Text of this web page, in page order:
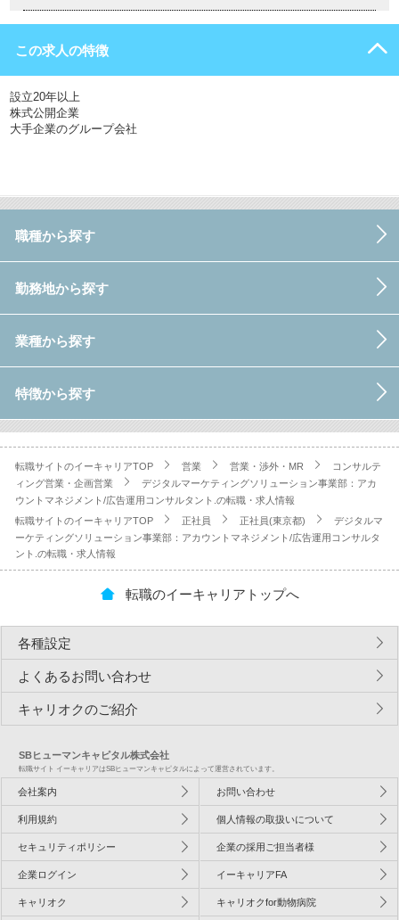
この求人の特徴
設立20年以上
株式公開企業
大手企業のグループ会社
職種から探す
勤務地から探す
業種から探す
特徴から探す
転職サイトのイーキャリアTOP 営業 営業・渉外・MR
コンサルテ
ィング営業・企画営業
デジタルマーケティングソリューション事業部：アカ
ウントマネジメント/広告運用コンサルタント.の転職・求人情報
転職サイトのイーキャリアTOP
正社員 正社員(東京都)
デジタルマ
ーケティングソリューション事業部：アカウントマネジメント/広告運用コンサルタ
ント.の転職・求人情報
転職のイーキャリアトップへ
各種設定
よくあるお問い合わせ
キャリオクのご紹介
SBヒューマンキャピタル株式会社
転職サイト イーキャリアはSBヒューマンキャピタルによって運営されています。
会社案内 お問い合わせ
利用規約 個人情報の取扱いについて
セキュリティポリシー 企業の採用ご担当者様
企業ログイン イーキャリアFA
キャリオク キャリオクfor動物病院